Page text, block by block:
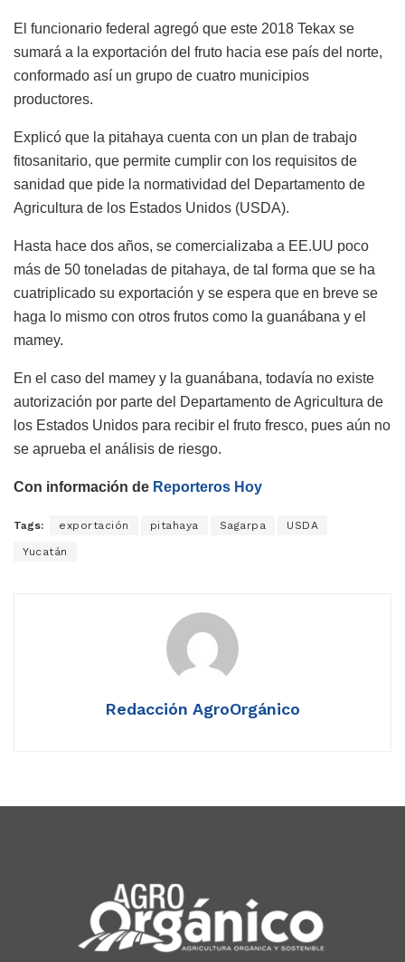
El funcionario federal agregó que este 2018 Tekax se
sumará a la exportación del fruto hacia ese país del norte,
conformado así un grupo de cuatro municipios
productores.
Explicó que la pitahaya cuenta con un plan de trabajo
fitosanitario, que permite cumplir con los requisitos de
sanidad que pide la normatividad del Departamento de
Agricultura de los Estados Unidos (USDA).
Hasta hace dos años, se comercializaba a EE.UU poco
más de 50 toneladas de pitahaya, de tal forma que se ha
cuatriplicado su exportación y se espera que en breve se
haga lo mismo con otros frutos como la guanábana y el
mamey.
En el caso del mamey y la guanábana, todavía no existe
autorización por parte del Departamento de Agricultura de
los Estados Unidos para recibir el fruto fresco, pues aún no
se aprueba el análisis de riesgo.
Con información de Reporteros Hoy
Tags: exportación pitahaya Sagarpa USDA
Yucatán
Redacción AgroOrgánico